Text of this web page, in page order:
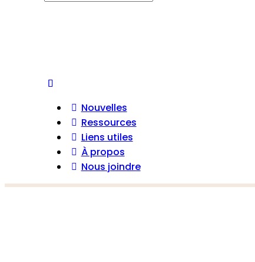
Nouvelles
Ressources
Liens utiles
À propos
Nous joindre